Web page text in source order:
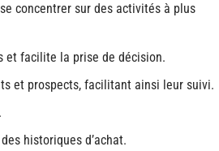
concentrer sur des activités à plus
et facilite la prise de décision.
et prospects, facilitant ainsi leur suivi.
historiques d’achat.